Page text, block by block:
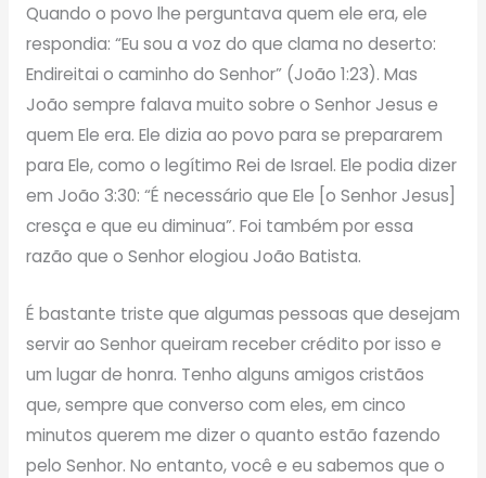
Quando o povo lhe perguntava quem ele era, ele
respondia: “Eu sou a voz do que clama no deserto:
Endireitai o caminho do Senhor” (João 1:23). Mas
João sempre falava muito sobre o Senhor Jesus e
quem Ele era. Ele dizia ao povo para se prepararem
para Ele, como o legítimo Rei de Israel. Ele podia dizer
em João 3:30: “É necessário que Ele [o Senhor Jesus]
cresça e que eu diminua”. Foi também por essa
razão que o Senhor elogiou João Batista.
É bastante triste que algumas pessoas que desejam
servir ao Senhor queiram receber crédito por isso e
um lugar de honra. Tenho alguns amigos cristãos
que, sempre que converso com eles, em cinco
minutos querem me dizer o quanto estão fazendo
pelo Senhor. No entanto, você e eu sabemos que o